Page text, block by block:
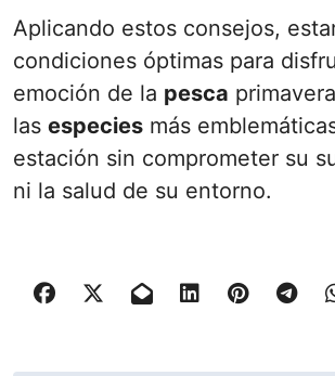
Aplicando estos consejos,
condiciones óptimas para
emoción de la pesca
las especies más
estación sin comprometer su
ni la salud de su entorno.